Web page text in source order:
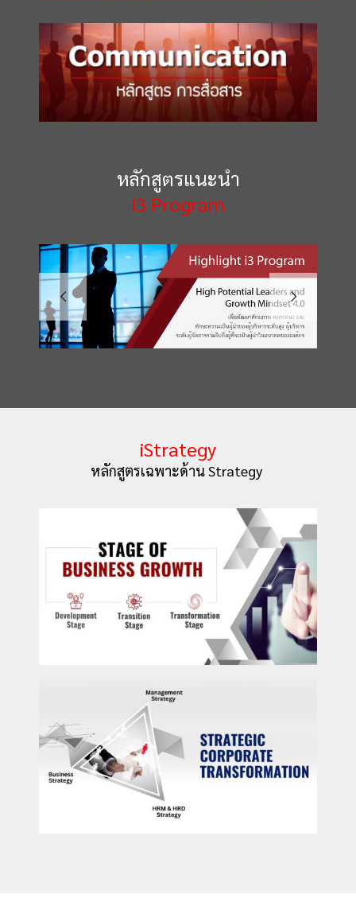
หลักสูตรแนะนำ
i3 Program
iStrategy
หลักสูตรเฉพาะด้าน Strategy